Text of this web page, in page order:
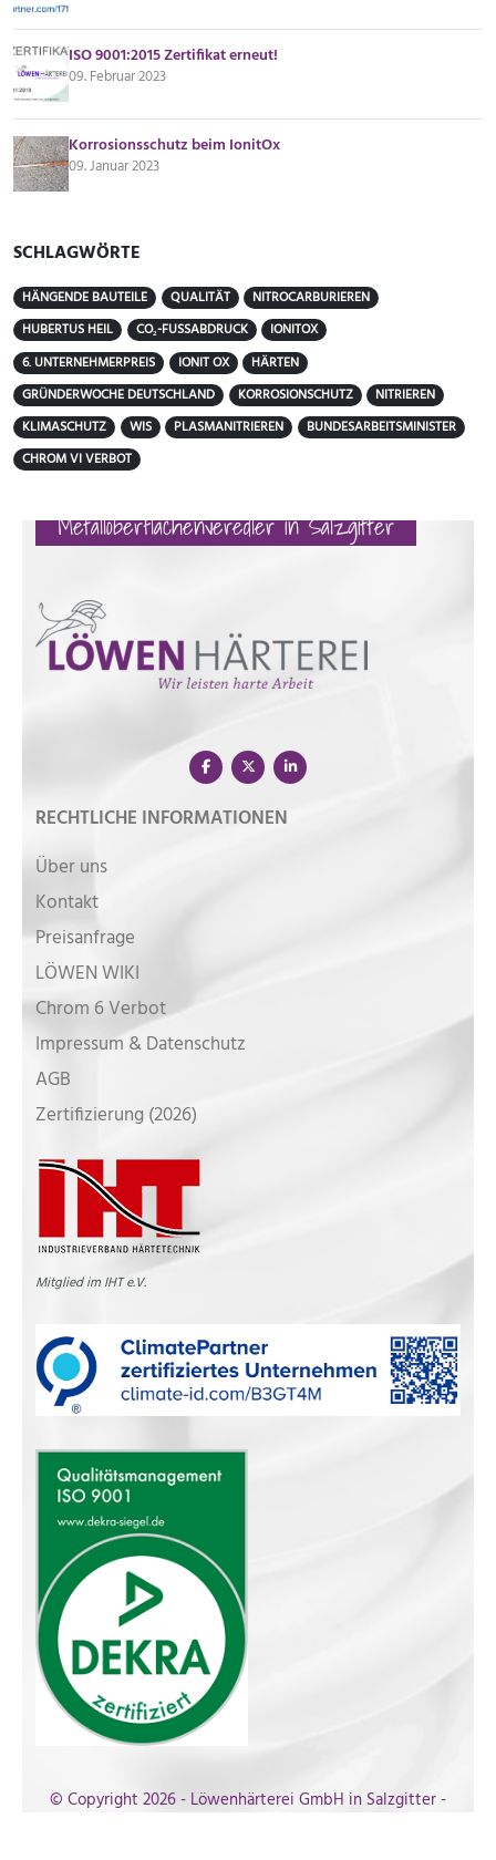
ISO 9001:2015 Zertifikat erneut!
09. Februar 2023
Korrosionsschutz beim IonitOx
09. Januar 2023
SCHLAGWÖRTE
HÄNGENDE BAUTEILE QUALITÄT
NITROCARBURIEREN
HUBERTUS HEIL
CO₂-FUSSABDRUCK
IONITOX
6. UNTERNEHMERPREIS
IONIT OX
HÄRTEN
GRÜNDERWOCHE DEUTSCHLAND
KORROSIONSCHUTZ
NITRIEREN
KLIMASCHUTZ
WIS PLASMANITRIEREN
BUNDESARBEITSMINISTER
CHROM VI VERBOT
Metalloberflächenveredler in Salzgitter
RECHTLICHE INFORMATIONEN
Über uns
Kontakt
Preisanfrage
LÖWEN WIKI
Chrom 6 Verbot
Impressum & Datenschutz
AGB
Zertifizierung (2026)
Mitglied im IHT e.V.
© Copyright 2026 - Löwenhärterei GmbH in Salzgitter -
All Rights Reserved